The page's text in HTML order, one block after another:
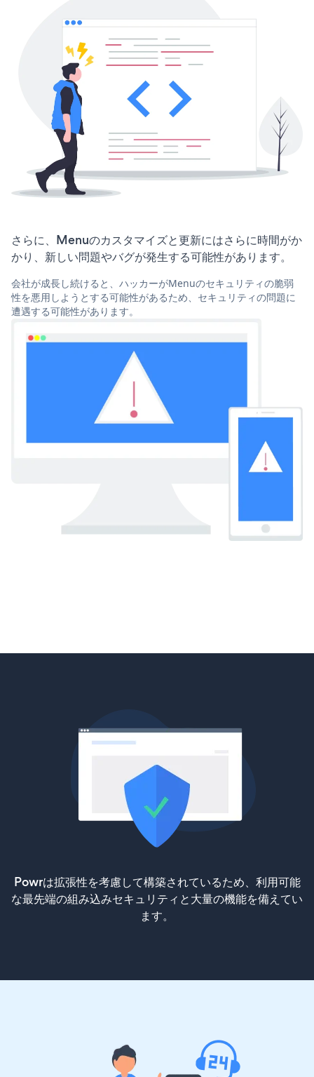
さらに、Menuのカスタマイズと更新にはさらに時間がか
かり、新しい問題やバグが発生する可能性があります。
会社が成長し続けると、ハッカーがMenuのセキュリティの脆弱
性を悪用しようとする可能性があるため、セキュリティの問題に
遭遇する可能性があります。
Powrは拡張性を考慮して構築されているため、利用可能
な最先端の組み込みセキュリティと大量の機能を備えてい
ます。